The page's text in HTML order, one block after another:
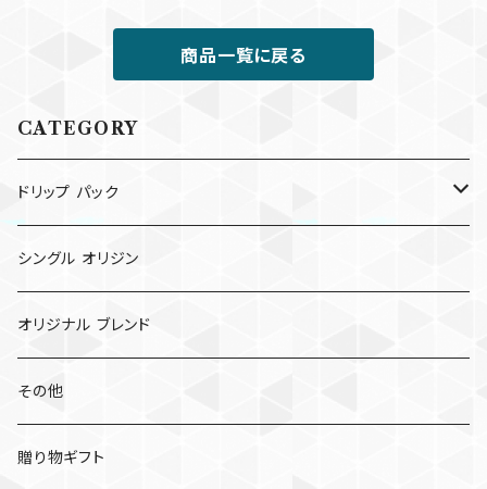
商品一覧に戻る
CATEGORY
ドリップ パック
ドリップ パック
コールド ブリュー パック
シングル オリジン
オリジナル ブレンド
その他
贈り物ギフト